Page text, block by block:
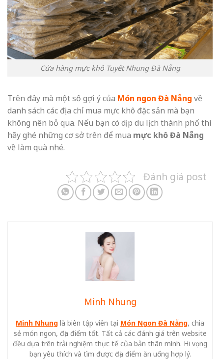
Cửa hàng mực khô Tuyết Nhung Đà Nẵng
Trên đây mà một số gợi ý của Món ngon Đà Nẵng về
danh sách các địa chỉ mua mực khô đặc sản mà bạn
không nên bỏ qua. Nếu bạn có dịp du lịch thành phố thì
hãy ghé những cơ sở trên để mua mực khô Đà Nẵng
về làm quà nhé.
Đánh giá post
Minh Nhung
Minh Nhung là biên tập viên tại Món Ngon Đà Nẵng, chia
sẻ món ngon, địa điểm tốt. Tất cả các đánh giá trên website
đều dựa trên trải nghiệm thực tế của bản thân mình. Hi vọng
bạn yêu thích và tìm được địa điểm ăn uống hợp lý.